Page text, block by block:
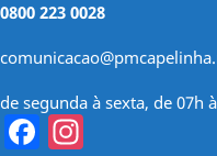
0800 223 0028
de segunda à sexta, de 07h
Facebook